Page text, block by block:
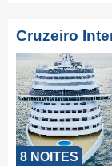
Cruzeiro
8 NOITES